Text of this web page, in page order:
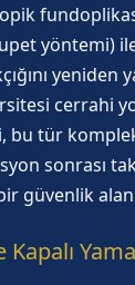
yöntemi)
yeniden
cerrahi
bu tür
sonrası
güvenlik
Kapalı